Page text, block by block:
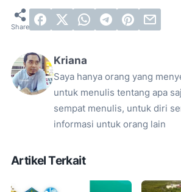
Kriana
Saya hanya orang yang
untuk menulis tentang apa
sempat menulis, untuk diri
informasi untuk orang lain
Artikel Terkait